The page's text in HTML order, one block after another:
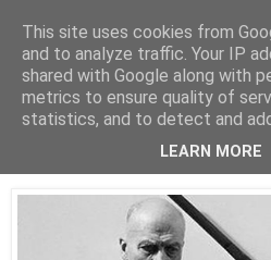
Está de pinga
20/10/16
Edward Hopper
This site uses cookies from
and to analyze traffic. Your IP
shared with Google along with
metrics to ensure quality of
statistics, and to detect and
LEARN MORE